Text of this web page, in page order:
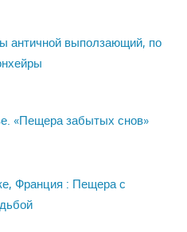
античной выползающий, по
«Пещера забытых снов»
Франция : Пещера с